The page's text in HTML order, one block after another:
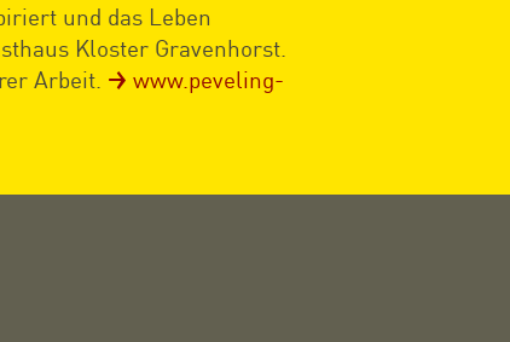
und das Leben
Kloster Gravenhorst.
Arbeit.
www.peveling-